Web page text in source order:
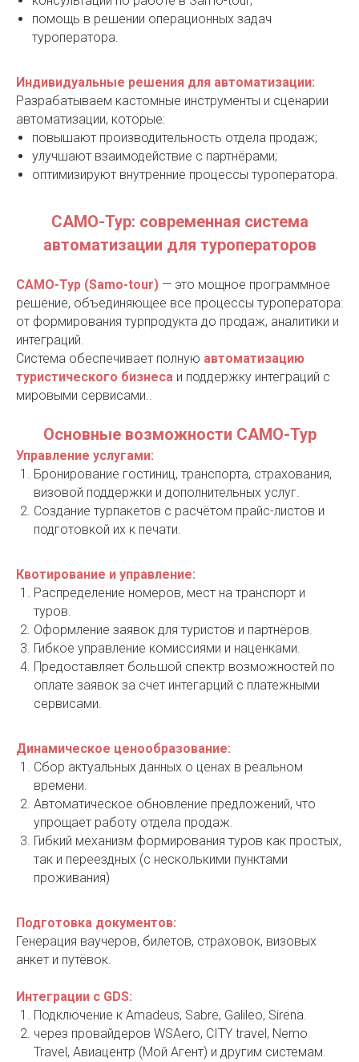
помощь в решении операционных задач
туроператора.
Индивидуальные решения для автоматизации:
Разрабатываем кастомные инструменты и сценарии
автоматизации, которые:
повышают производительность отдела продаж;
улучшают взаимодействие с партнёрами;
оптимизируют внутренние процессы туроператора.
САМО-Тур: современная система
автоматизации для туроператоров
САМО-Тур (Samo-tour) — это мощное программное
решение, объединяющее все процессы туроператора:
от формирования турпродукта до продаж, аналитики и
интеграций.
Система обеспечивает полную автоматизацию
туристического бизнеса и поддержку интеграций с
мировыми сервисами..
Основные возможности САМО-Тур
Управление услугами:
Бронирование гостиниц, транспорта, страхования,
визовой поддержки и дополнительных услуг.
Создание турпакетов с расчётом прайс-листов и
подготовкой их к печати.
Квотирование и управление:
Распределение номеров, мест на транспорт и
туров.
Оформление заявок для туристов и партнёров.
Гибкое управление комиссиями и наценками.
Предоставляет большой спектр возможностей по
оплате заявок за счет интегарций с платежными
сервисами.
Динамическое ценообразование:
Сбор актуальных данных о ценах в реальном
времени.
Автоматическое обновление предложений, что
упрощает работу отдела продаж.
Гибкий механизм формирования туров как простых,
так и переездных (с несколькими пунктами
проживания)
Подготовка документов:
Генерация ваучеров, билетов, страховок, визовых
анкет и путёвок.
Интеграции с GDS:
Подключение к Amadeus, Sabre, Galileo, Sirena.
через провайдеров WSAero, CITY travel, Nemo
Travel, Авиацентр (Мой Агент) и другим системам.